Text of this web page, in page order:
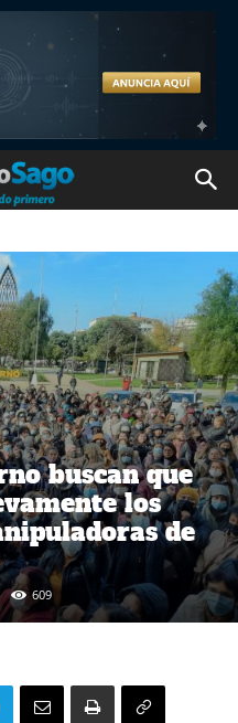
buscan que
los
de
609